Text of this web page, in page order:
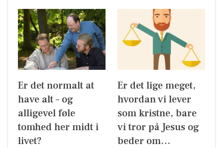
Er det normalt at
have alt – og
alligevel føle
tomhed her midt i
livet?
Er det lige meget,
hvordan vi lever
som kristne, bare
vi tror på Jesus og
beder om…